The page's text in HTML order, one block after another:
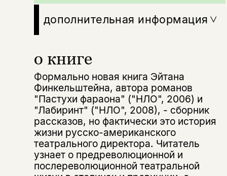
о книге
Формально новая книга Эйтана
Финкельштейна, автора романов
"Пастухи фараона" ("НЛО", 2006) и
"Лабиринт" ("НЛО", 2008), - сборник
рассказов, но фактически это история
жизни русско-американского
театрального директора. Читатель
узнает о предреволюционной и
послереволюционной театральной
дополнительная информация